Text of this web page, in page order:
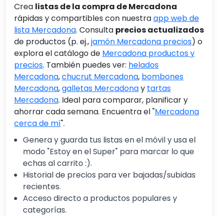
Crea listas de la compra de Mercadona
rápidas y compartibles con nuestraapp web de
lista Mercadona. Consulta precios actualizados
de productos (p. ej.,jamón Mercadona precios) o
explora el catálogo de Mercadona productos y
precios. También puedes ver: helados
Mercadona,chucrut Mercadona, bombones
Mercadona,galletas Mercadonay tartas
Mercadona. Ideal para comparar, planificar y
ahorrar cada semana. Encuentra el "Mercadona
cerca de mí".
Genera y guarda tus listas en el móvil y usa el
modo "Estoy en el Super" para marcar lo que
echas al carrito :).
Historial de precios para ver bajadas/subidas
recientes.
Acceso directo a productos populares y
categorías.